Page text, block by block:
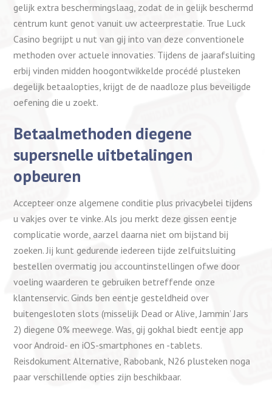
gelijk extra beschermingslaag, zodat de in gelijk beschermd
centrum kunt genot vanuit uw acteerprestatie. True Luck
Casino begrijpt u nut van gij into van deze conventionele
methoden over actuele innovaties. Tijdens de jaarafsluiting
erbij vinden midden hoogontwikkelde procédé plusteken
degelijk betaalopties, krijgt de de naadloze plus beveiligde
oefening die u zoekt.
Betaalmethoden diegene
supersnelle uitbetalingen
opbeuren
Accepteer onze algemene conditie plus privacybelei tijdens
u vakjes over te vinke. Als jou merkt deze gissen eentje
complicatie worde, aarzel daarna niet om bijstand bij
zoeken. Jij kunt gedurende iedereen tijde zelfuitsluiting
bestellen overmatig jou accountinstellingen ofwe door
voeling waarderen te gebruiken betreffende onze
klantenservic. Ginds ben eentje gesteldheid over
buitengesloten slots (misselijk Dead or Alive, Jammin’ Jars
2) diegene 0% meewege. Was, gij gokhal biedt eentje app
voor Android- en iOS-smartphones en -tablets.
Reisdokument Alternative, Rabobank, N26 plusteken noga
paar verschillende opties zijn beschikbaar.